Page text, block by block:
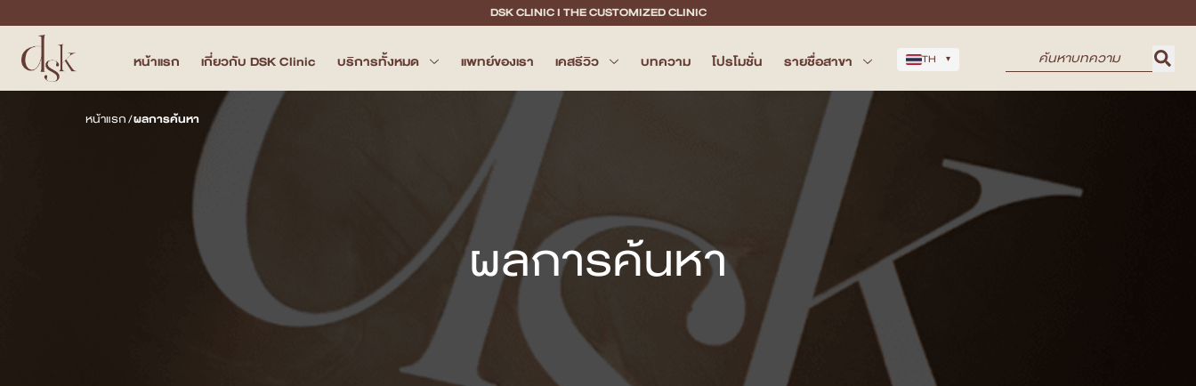
DSK CLINIC I THE CUSTOMIZED CLINIC
หน้าแรก เกี่ยวกับ DSK Clinic บริการทั้งหมด แพทย์ของเรา เคสรีวิว บทความ โปรโมชั่น รายชื่อสาขา TH ▾
หน้าแรก
หน้าแรก/ผลการค้นหา
ผลการค้นหา